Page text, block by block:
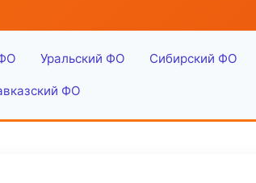
Уральский ФО Сибирский ФО
ФО